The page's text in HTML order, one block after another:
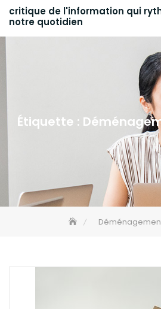
Skip
content
critique de l'information qui
notre quotidien
Étiquette :